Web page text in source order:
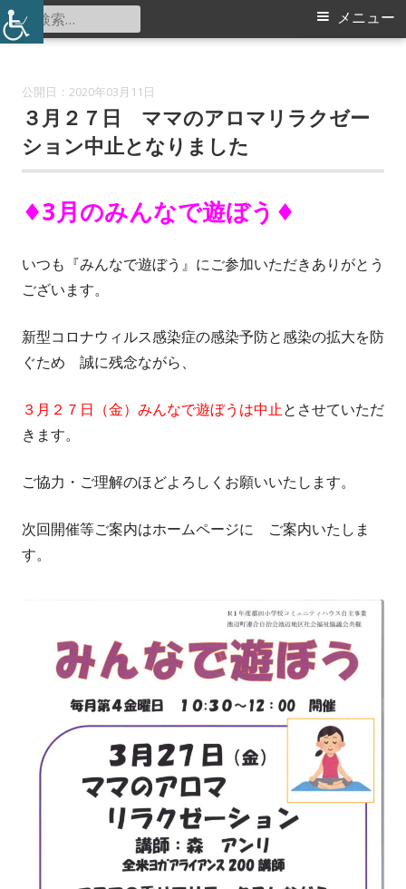
コ
ン
都田小学校コミュニティハウス
メ
メニュー
検
索:
2020年03月11日
３月２７日 ママのアロマリラクゼー
ション中止となりました
♦3月のみんなで遊ぼう♦
いつも『みんなで遊ぼう』にご参加いただきありがとう
ございます。
新型コロナウィルス感染症の感染予防と感染の拡大を防
ぐため 誠に残念ながら、
３月２７日（金）みんなで遊ぼうは中止とさせていただ
きます。
ご協力・ご理解のほどよろしくお願いいたします。
次回開催等ご案内はホームページに ご案内いたしま
す。